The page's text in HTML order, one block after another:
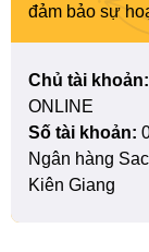
đảm bảo sự
Chủ tài khoản:
ONLINE
Số tài khoản:
Ngân hàng
Kiên Giang